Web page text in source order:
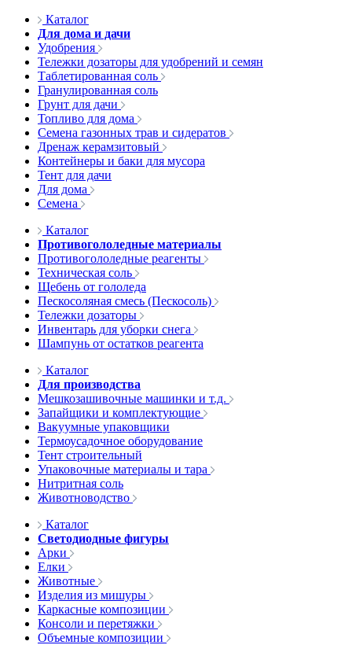
Каталог
Для дома и дачи
Удобрения
Тележки дозаторы для удобрений и семян
Таблетированная соль
Гранулированная соль
Грунт для дачи
Топливо для дома
Семена газонных трав и сидератов
Дренаж керамзитовый
Контейнеры и баки для мусора
Тент для дачи
Для дома
Семена
Каталог
Противогололедные материалы
Противогололедные реагенты
Техническая соль
Щебень от гололеда
Пескосоляная смесь (Пескосоль)
Тележки дозаторы
Инвентарь для уборки снега
Шампунь от остатков реагента
Каталог
Для производства
Мешкозашивочные машинки и т.д.
Запайщики и комплектующие
Вакуумные упаковщики
Термоусадочное оборудование
Тент строительный
Упаковочные материалы и тара
Нитритная соль
Животноводство
Каталог
Светодиодные фигуры
Арки
Елки
Животные
Изделия из мишуры
Каркасные композиции
Консоли и перетяжки
Объемные композиции